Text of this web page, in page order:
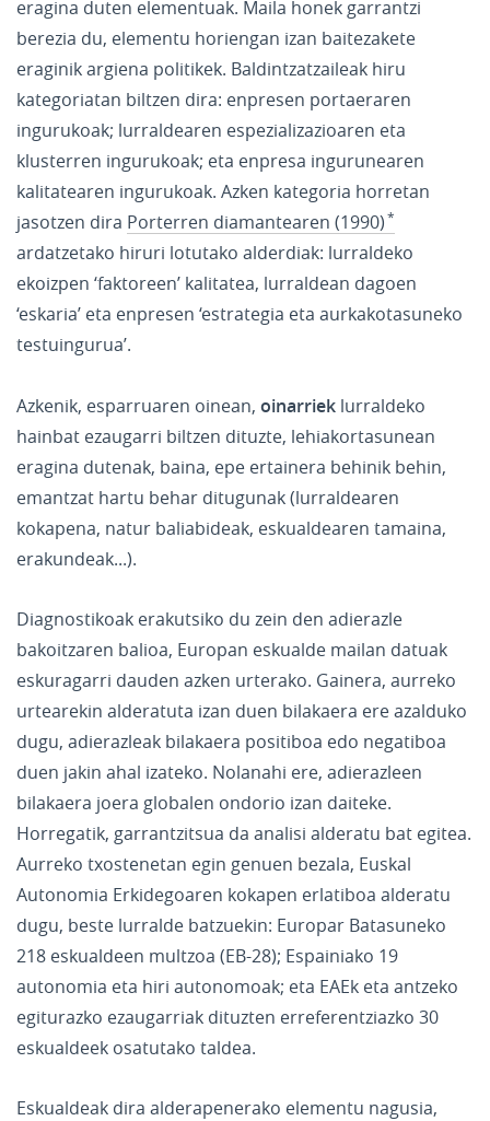
eragina duten elementuak. Maila honek garrantzi
berezia du, elementu horiengan izan baitezakete
eraginik argiena politikek. Baldintzatzaileak hiru
kategoriatan biltzen dira: enpresen portaeraren
ingurukoak; lurraldearen espezializazioaren eta
klusterren ingurukoak; eta enpresa ingurunearen
kalitatearen ingurukoak. Azken kategoria horretan
jasotzen dira Porterren diamantearen (1990)
ardatzetako hiruri lotutako alderdiak: lurraldeko
ekoizpen ‘faktoreen’ kalitatea, lurraldean dagoen
‘eskaria’ eta enpresen ‘estrategia eta aurkakotasuneko
testuingurua’.
Azkenik, esparruaren oinean, oinarriek lurraldeko
hainbat ezaugarri biltzen dituzte, lehiakortasunean
eragina dutenak, baina, epe ertainera behinik behin,
emantzat hartu behar ditugunak (lurraldearen
kokapena, natur baliabideak, eskualdearen tamaina,
erakundeak...).
Diagnostikoak erakutsiko du zein den adierazle
bakoitzaren balioa, Europan eskualde mailan datuak
eskuragarri dauden azken urterako. Gainera, aurreko
urtearekin alderatuta izan duen bilakaera ere azalduko
dugu, adierazleak bilakaera positiboa edo negatiboa
duen jakin ahal izateko. Nolanahi ere, adierazleen
bilakaera joera globalen ondorio izan daiteke.
Horregatik, garrantzitsua da analisi alderatu bat egitea.
Aurreko txostenetan egin genuen bezala, Euskal
Autonomia Erkidegoaren kokapen erlatiboa alderatu
dugu, beste lurralde batzuekin: Europar Batasuneko
218 eskualdeen multzoa (EB-28); Espainiako 19
autonomia eta hiri autonomoak; eta EAEk eta antzeko
egiturazko ezaugarriak dituzten erreferentziazko 30
eskualdeek osatutako taldea.
Eskualdeak dira alderapenerako elementu nagusia,